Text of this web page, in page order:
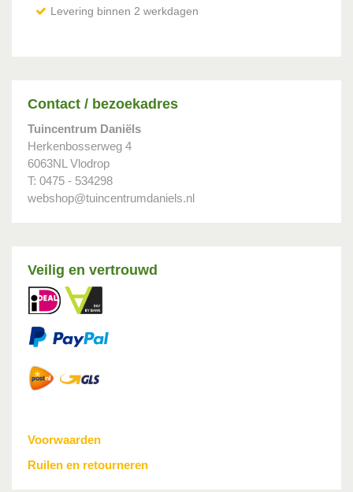
Levering binnen 2 werkdagen
Contact / bezoekadres
Tuincentrum Daniëls
Herkenbosserweg 4
6063NL Vlodrop
T: 0475 - 534298
webshop@tuincentrumdaniels.nl
Veilig en vertrouwd
Voorwaarden
Ruilen en retourneren